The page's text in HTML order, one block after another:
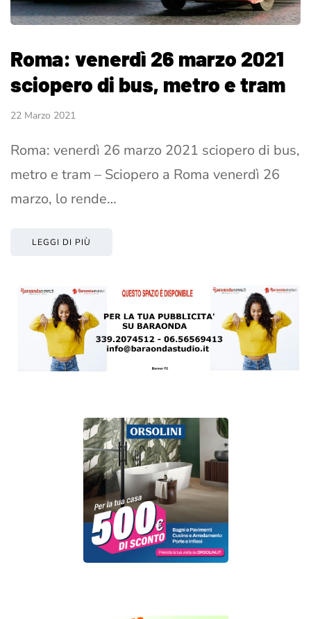
Roma: venerdì 26 marzo 2021
sciopero di bus, metro e tram
22 Marzo 2021
Roma: venerdì 26 marzo 2021 sciopero di bus,
metro e tram – Sciopero a Roma venerdì 26
marzo, lo rende…
LEGGI DI PIÙ